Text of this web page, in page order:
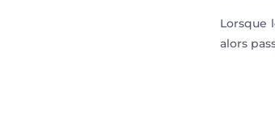
Lorsque
alors